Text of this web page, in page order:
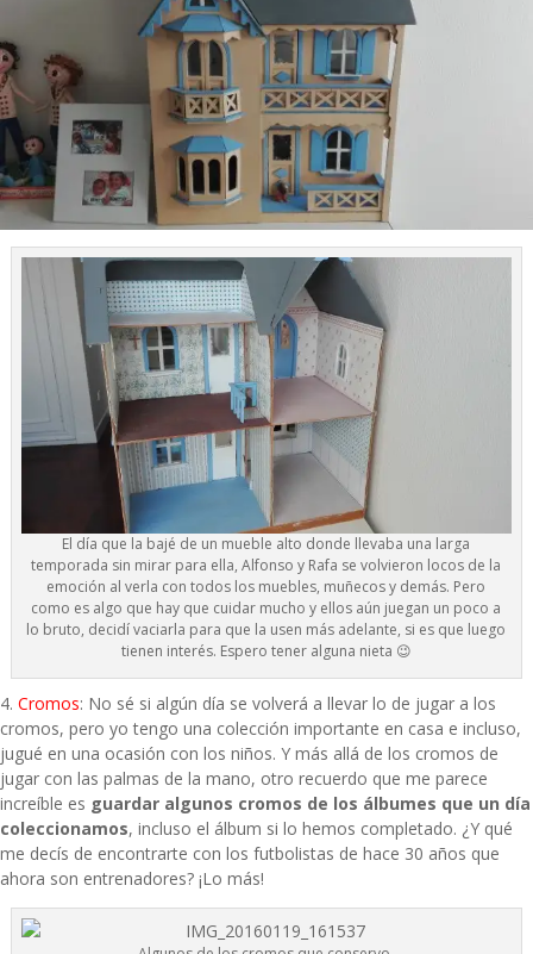
El día que la bajé de un mueble alto donde llevaba una larga
temporada sin mirar para ella, Alfonso y Rafa se volvieron locos de la
emoción al verla con todos los muebles, muñecos y demás. Pero
como es algo que hay que cuidar mucho y ellos aún juegan un poco a
lo bruto, decidí vaciarla para que la usen más adelante, si es que luego
tienen interés. Espero tener alguna nieta 😉
4. Cromos: No sé si algún día se volverá a llevar lo de jugar a los
cromos, pero yo tengo una colección importante en casa e incluso,
jugué en una ocasión con los niños. Y más allá de los cromos de
jugar con las palmas de la mano, otro recuerdo que me parece
increíble es guardar algunos cromos de los álbumes que un día
coleccionamos, incluso el álbum si lo hemos completado. ¿Y qué
me decís de encontrarte con los futbolistas de hace 30 años que
ahora son entrenadores? ¡Lo más!